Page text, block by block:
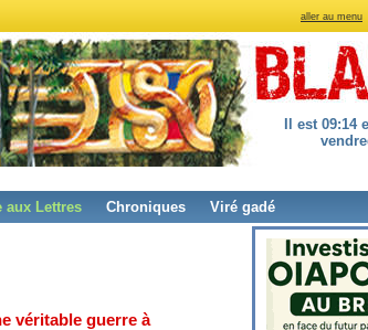
aller au menu
Il est 09:14
aux Lettres Chroniques Viré gadé
véritable guerre à